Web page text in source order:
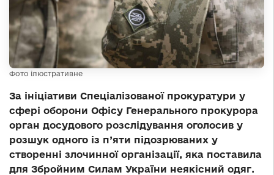
Фото ілюстративне
За ініціативи Спеціалізованої прокуратури у
сфері оборони Офісу Генерального прокурора
орган досудового розслідування оголосив у
розшук одного із п’яти підозрюваних у
створенні злочинної організації, яка поставила
для Збройним Силам України неякісний одяг.